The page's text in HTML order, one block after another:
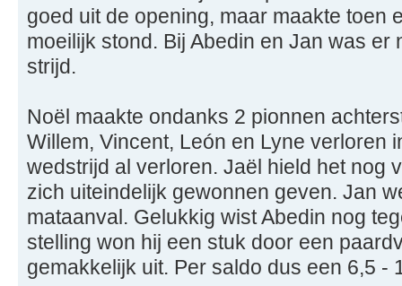
goed uit de opening, maar maakte toen
moeilijk stond. Bij Abedin en Jan was er
strijd.
Noël maakte ondanks 2 pionnen
Willem, Vincent, León en Lyne verloren
wedstrijd al verloren. Jaël hield het nog
zich uiteindelijk gewonnen geven. Jan
mataanval. Gelukkig wist Abedin nog
stelling won hij een stuk door een
gemakkelijk uit. Per saldo dus een 6,5 -